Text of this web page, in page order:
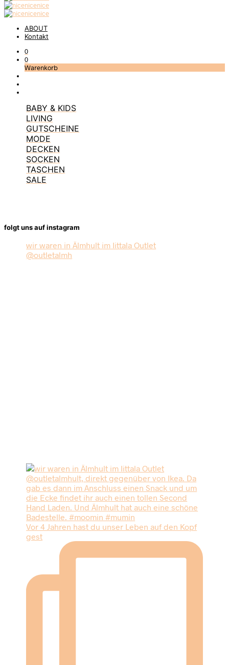
ABOUT
Kontakt
0
0
Warenkorb
BABY & KIDS
LIVING
GUTSCHEINE
MODE
DECKEN
SOCKEN
TASCHEN
SALE
folgt uns auf instagram
wir waren in Älmhult im Iittala Outlet
@outletalmh
Vor 4 Jahren hast du unser Leben auf den Kopf
gest